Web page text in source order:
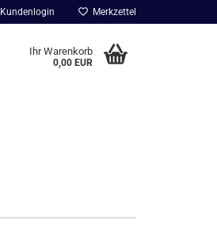
Kundenlogin Merkzettel
Ihr Warenkorb
0,00 EUR